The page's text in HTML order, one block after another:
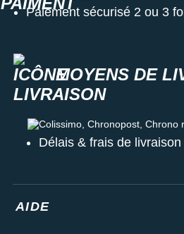
Paiement sécurisé 2 ou 3
MOYENS DE
Colissimo, Chronopost, Chrono
Délais & frais de livraison
AIDE